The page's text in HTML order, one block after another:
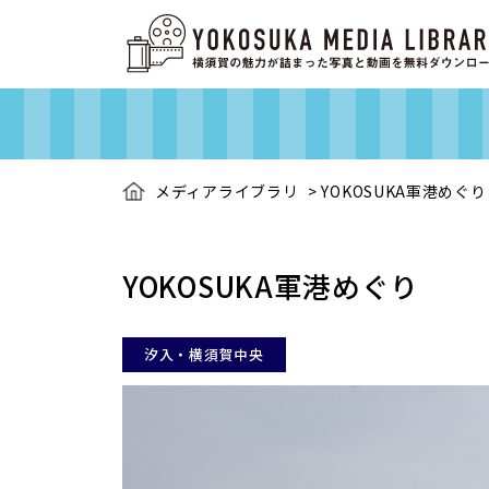
メディアライブラリ >YOKOSUKA軍港めぐり
YOKOSUKA軍港めぐり
汐入・横須賀中央